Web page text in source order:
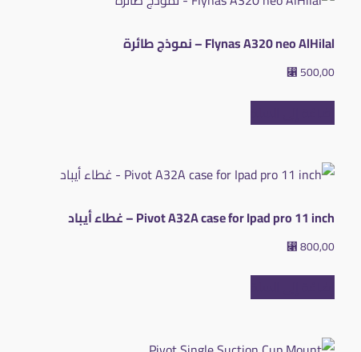
Flynas A320 neo AlHilal – نموذج طائرة
⃁500,00
Pivot A32A case for Ipad pro 11 inch – غطاء أيباد
⃁800,00